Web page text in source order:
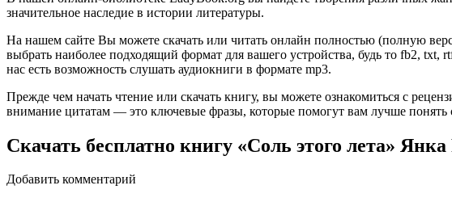
значительное наследие в истории литературы.
На нашем сайте Вы можете скачать или читать онлайн полностью (полную
выбрать наиболее подходящий формат для вашего устройства, будь то fb2,
нас есть возможность слушать аудиокниги в формате mp3.
Прежде чем начать чтение или скачать книгу, вы можете ознакомиться с
внимание цитатам — это ключевые фразы, которые помогут вам лучше
Скачать бесплатно книгу «Соль этого лета»
Добавить комментарий